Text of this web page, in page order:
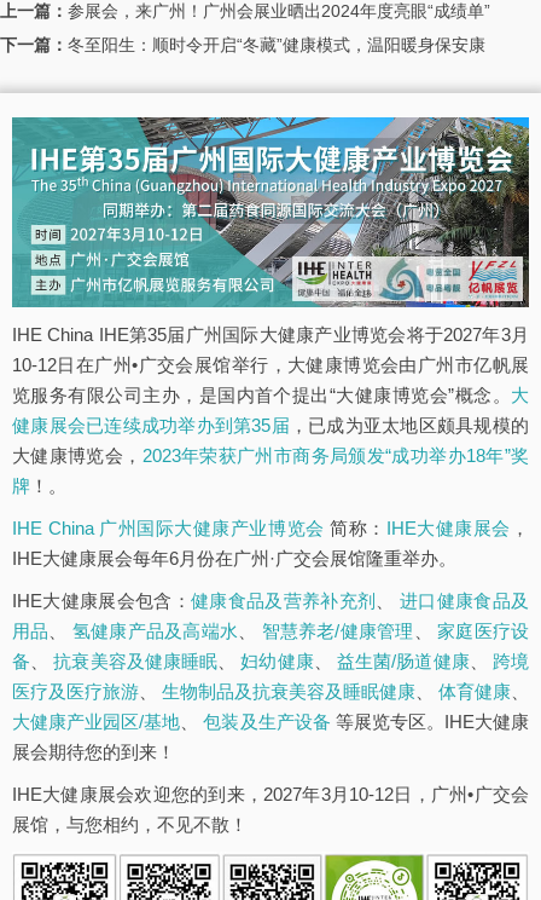
上一篇： 参展会，来广州！广州会展业晒出2024年度亮眼“成绩单”
下一篇： 冬至阳生：顺时令开启“冬藏”健康模式，温阳暖身保安康
IHE China IHE第35届广州国际大健康产业博览会将于2027年3月
10-12日在广州•广交会展馆举行，大健康博览会由广州市亿帆展
览服务有限公司主办，是国内首个提出“大健康博览会”概念。 大
健康展会已连续成功举办到第35届 ，已成为亚太地区颇具规模的
大健康博览会， 2023年荣获广州市商务局颁发“成功举办18年”奖
牌 ！。
IHE China 广州国际大健康产业博览会 简称： IHE大健康展会 ，
IHE大健康展会每年6月份在广州·广交会展馆隆重举办。
IHE大健康展会包含： 健康食品及营养补充剂 、进口健康食品及
用品
氢健康产品及高端水 智慧养老/健康管理 、家庭医疗设
备 、抗衰美容及健康睡眠 、妇幼健康、 益生菌/肠道健康、 跨境
医疗及医疗旅游
生物制品及抗衰美容及睡眠健康 体育健康
大健康产业园区/基地 、包装及生产设备 等展览专区。IHE大健康
展会期待您的到来！
IHE大健康展会欢迎您的到来，2027年3月10-12日，广州•广交会
展馆，与您相约，不见不散！